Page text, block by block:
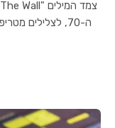
ה-70, לצלילים